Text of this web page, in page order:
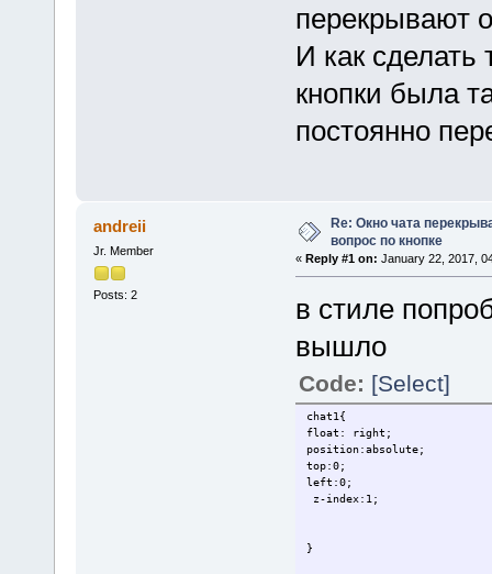
перекрывают
И как сделать
кнопки была
постоянно
andreii
Jr. Member
Posts: 2
Re: Окно чата
вопрос по кнопке
« Reply #1 on: January 22, 2017,
в стиле
вышло
Code: [Select]
chat1{
float: right;
position:absolute;
top:0;
left:0;
z-index:1;
}